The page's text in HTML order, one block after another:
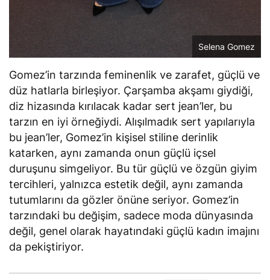
Selena Gomez
Gomez’in tarzında feminenlik ve zarafet, güçlü ve
düz hatlarla birleşiyor. Çarşamba akşamı giydiği,
diz hizasında kırılacak kadar sert jean’ler, bu
tarzın en iyi örneğiydi. Alışılmadık sert yapılarıyla
bu jean’ler, Gomez’in kişisel stiline derinlik
katarken, aynı zamanda onun güçlü içsel
duruşunu simgeliyor. Bu tür güçlü ve özgün giyim
tercihleri, yalnızca estetik değil, aynı zamanda
tutumlarını da gözler önüne seriyor. Gomez’in
tarzındaki bu değişim, sadece moda dünyasında
değil, genel olarak hayatındaki güçlü kadın imajını
da pekiştiriyor.